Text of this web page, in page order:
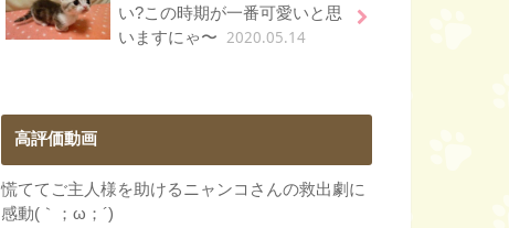
い?この時期が一番可愛いと思
いますにゃ〜 2020.05.14
高評価動画
慌ててご主人様を助けるニャンコさんの救出劇に
感動(｀；ω；´)